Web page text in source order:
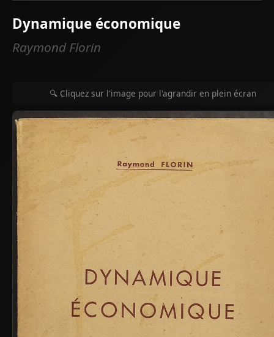
Dynamique économique
Raymond Florin
🔍 Cliquez sur l'image pour l'agrandir en plein écran